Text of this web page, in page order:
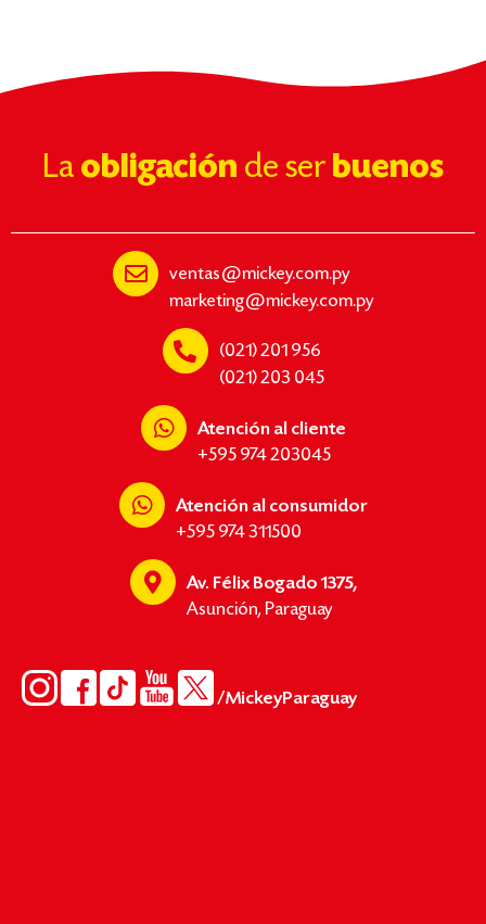
La obligación de ser buenos
ventas@mickey.com.py
marketing@mickey.com.py
(021) 201 956
(021) 203 045
Atención al cliente
+595 974 203045
Atención al consumidor
+595 974 311500
Av. Félix Bogado 1375,
Asunción, Paraguay
/MickeyParaguay